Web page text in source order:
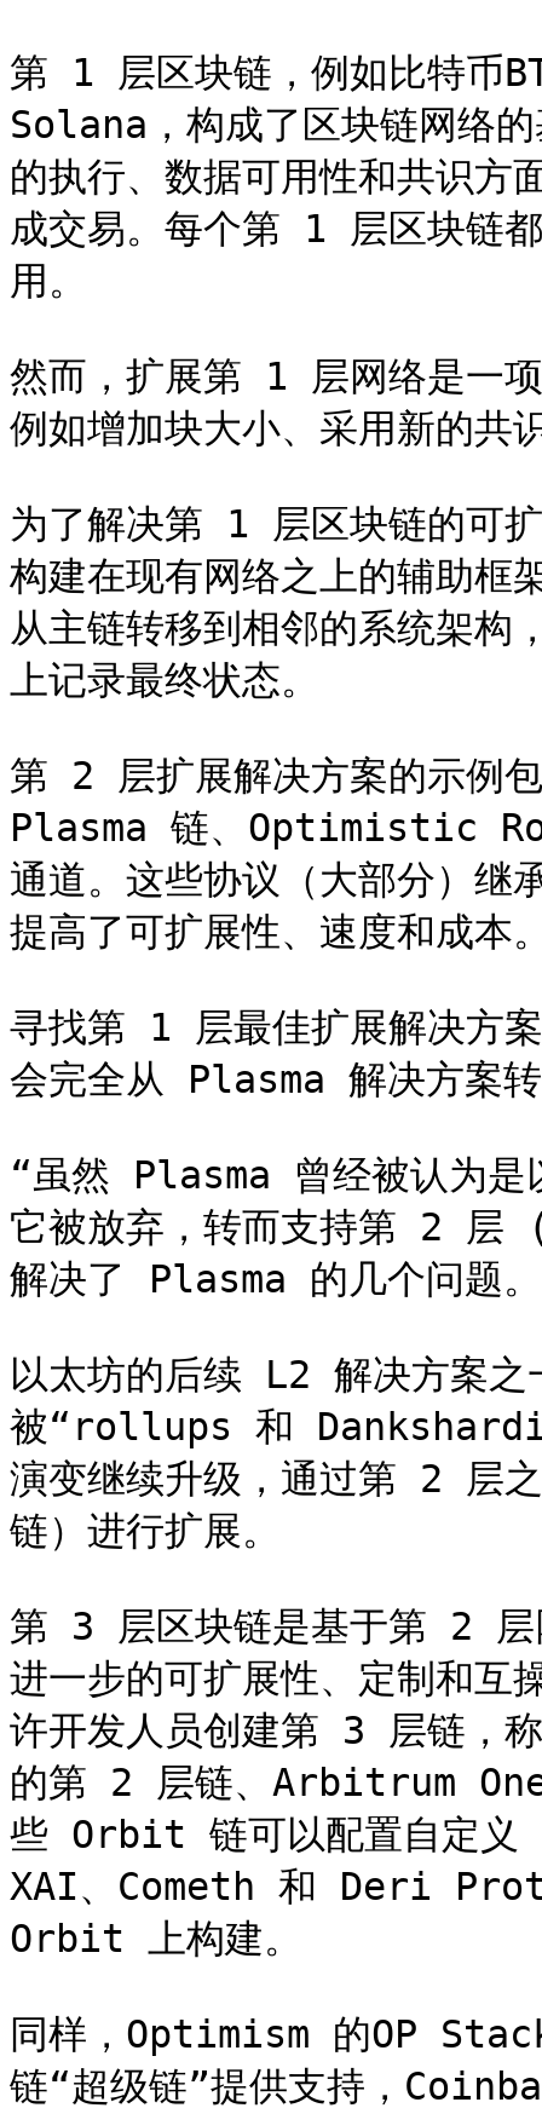
第 1 层区块链，例如比特币
Solana，构成了区块链网络
的执行、数据可用性和共识方
成交易。每个第 1 层区块链
用。
然而，扩展第 1 层网络是一
例如增加块大小、采用新的共
为了解决第 1 层区块链的可
构建在现有网络之上的辅助
从主链转移到相邻的系统架
上记录最终状态。
第 2 层扩展解决方案的示例
Plasma 链、Optimistic
通道。这些协议（大部分）继
提高了可扩展性、速度和成本
寻找第 1 层最佳扩展解决方
会完全从 Plasma 解决方案
“虽然 Plasma 曾经被认为是
它被放弃，转而支持第 2
解决了 Plasma 的几个问题
以太坊的后续 L2 解决方案之
被“rollups 和
演变继续升级，通过第 2 层
链）进行扩展。
第 3 层区块链是基于第 2 层
进一步的可扩展性、定制和
许开发人员创建第 3 层链
的第 2 层链、Arbitrum
些 Orbit 链可以配置自定义
XAI、Cometh 和 Deri
Orbit 上构建。
同样，Optimism 的OP
链“超级链”提供支持，